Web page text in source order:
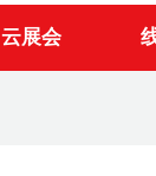
云展会